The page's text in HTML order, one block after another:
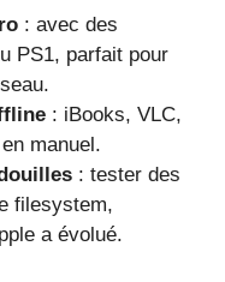
: avec des
PS1, parfait pour
: iBooks, VLC,
manuel.
: tester des
filesystem,
a évolué.